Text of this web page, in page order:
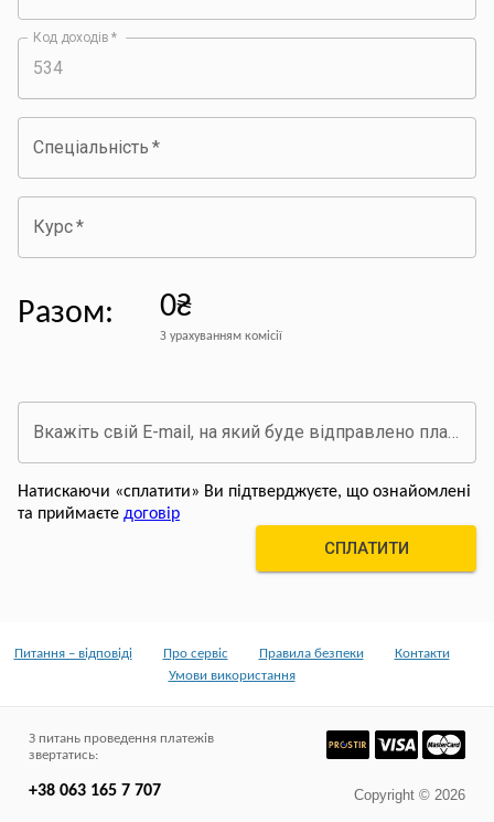
Код доходів *
Спеціальність *
Курс*
Разом: 0₴
З урахуванням комісії
Вкажіть свій E-mail, на який буде відправлено платіжний документ про оплату
Натискаючи «сплатити» Ви підтверджуєте, що ознайомлені
та приймаєте договір
СПЛАТИТИ
Питання – відповіді Про сервіс Правила безпеки
Контакти
Умови використання
З питань проведення платежів
звертатись:
+38 063 165 7 707 Copyright © 2026